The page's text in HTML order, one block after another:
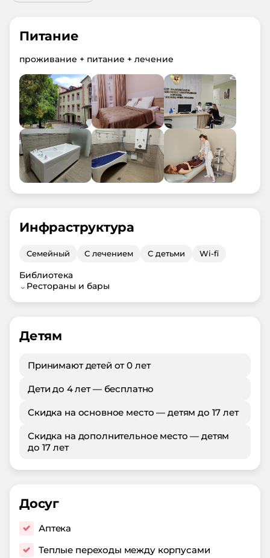
Питание
проживание + питание + лечение
Инфраструктура
Семейный С лечением С детьми Wi-fi
Библиотека
⌄ Рестораны и бары
Детям
Принимают детей от 0 лет
Дети до 4 лет — бесплатно
Скидка на основное место — детям до 17 лет
Скидка на дополнительное место — детям
до 17 лет
Досуг
Аптека
Теплые переходы между корпусами